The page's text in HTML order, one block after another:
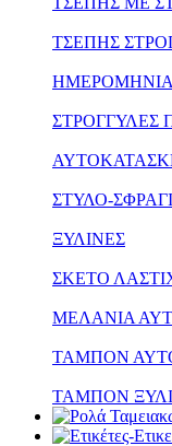
ΤΣΕΠΗΣ
ΣΤΡΟΓΓΥΛΕΣ
ΣΤΥΛΟ-
ΞΥΛΙΝΕΣ
ΣΚΕΤΟ
ΜΕΛΑΝΙΑ
ΤΑΜΠΟΝ
ΤΑΜΠΟΝ